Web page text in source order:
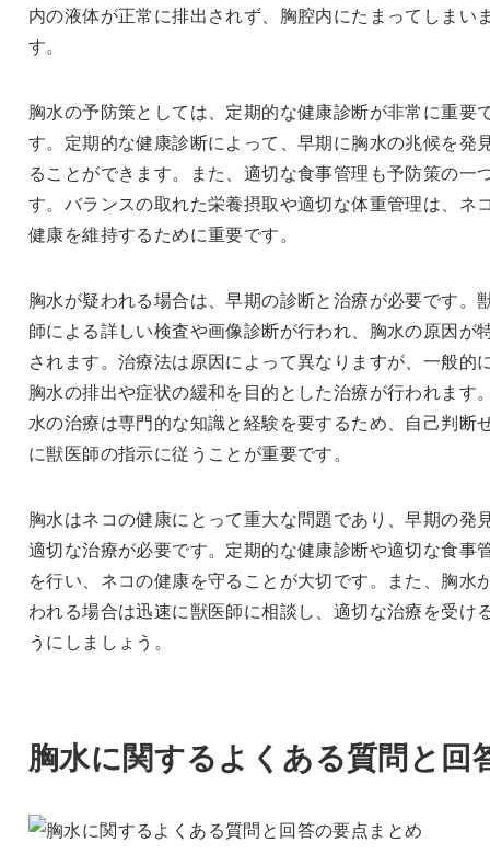
内の液体が正常に排出されず、胸腔内にたまってしまい
す。
胸水の予防策としては、定期的な健康診断が非常に重要
す。定期的な健康診断によって、早期に胸水の兆候を発
ることができます。また、適切な食事管理も予防策の一
す。バランスの取れた栄養摂取や適切な体重管理は、ネ
健康を維持するために重要です。
胸水が疑われる場合は、早期の診断と治療が必要です。
師による詳しい検査や画像診断が行われ、胸水の原因が
されます。治療法は原因によって異なりますが、一般的
胸水の排出や症状の緩和を目的とした治療が行われます
水の治療は専門的な知識と経験を要するため、自己判断
に獣医師の指示に従うことが重要です。
胸水はネコの健康にとって重大な問題であり、早期の発
適切な治療が必要です。定期的な健康診断や適切な食事
を行い、ネコの健康を守ることが大切です。また、胸水
われる場合は迅速に獣医師に相談し、適切な治療を受け
うにしましょう。
胸水に関するよくある質問と回